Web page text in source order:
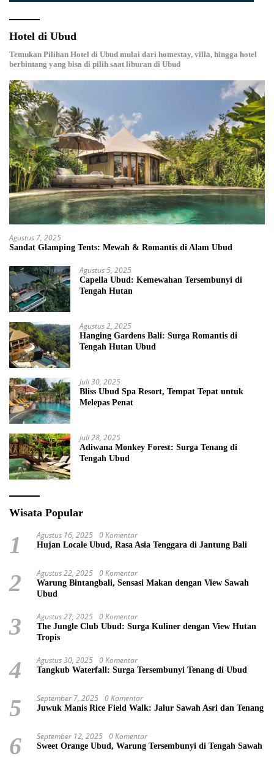
Hotel di Ubud
Temukan Pilihan Hotel di Ubud mulai dari homestay, villa, hingga hotel
berbintang yang bisa di pilih saat liburan di Ubud
Agustus 7, 2025
Sandat Glamping Tents: Mewah & Romantis di Alam Ubud
Agustus 5, 2025
Capella Ubud: Kemewahan Tersembunyi di
Tengah Hutan
Agustus 2, 2025
Hanging Gardens Bali: Surga Romantis di
Tengah Hutan Ubud
Juli 30, 2025
Bliss Ubud Spa Resort, Tempat Tepat untuk
Melepas Penat
Juli 28, 2025
Adiwana Monkey Forest: Surga Tenang di
Tengah Ubud
Wisata Popular
1 Agustus 16, 2025 0 Komentar
Hujan Locale Ubud, Rasa Asia Tenggara di Jantung Bali
2 Agustus 22, 2025 0 Komentar
Warung Bintangbali, Sensasi Makan dengan View Sawah
Ubud
3 Agustus 27, 2025 0 Komentar
The Jungle Club Ubud: Surga Kuliner dengan View Hutan
Tropis
4 Agustus 30, 2025 0 Komentar
Tangkub Waterfall: Surga Tersembunyi Tenang di Ubud
5 September 7, 2025 0 Komentar
Juwuk Manis Rice Field Walk: Jalur Sawah Asri dan Tenang
6 September 12, 2025 0 Komentar
Sweet Orange Ubud, Warung Tersembunyi di Tengah Sawah